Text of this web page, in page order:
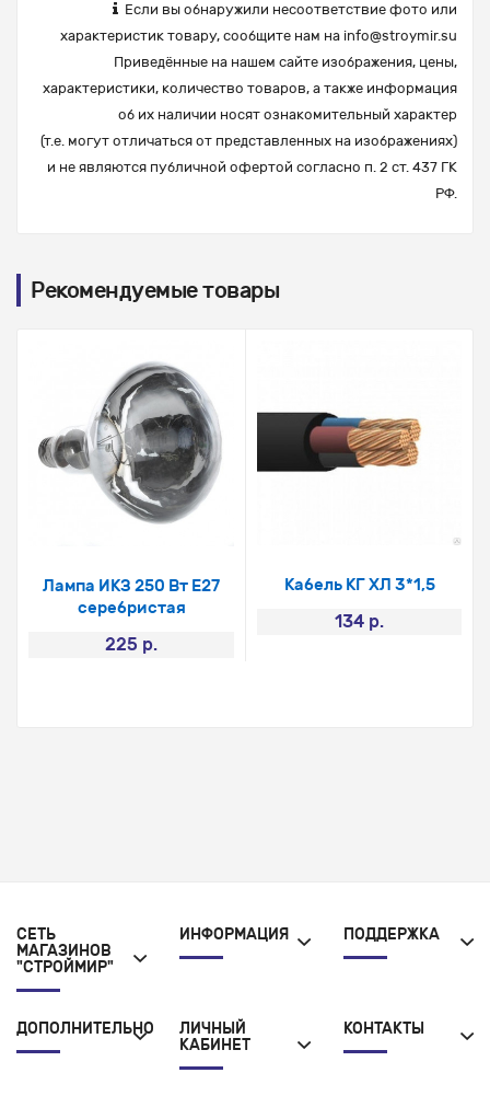
Если вы обнаружили несоответствие фото или
характеристик товару, сообщите нам на info@stroymir.su
Приведённые на нашем сайте изображения, цены,
характеристики, количество товаров, а также информация
об их наличии носят ознакомительный характер
(т.е. могут отличаться от представленных на изображениях)
и не являются публичной офертой согласно п. 2 ст. 437 ГК
РФ.
Рекомендуемые товары
Лампа ИКЗ 250 Вт Е27
серебристая
225 р.
Кабель КГ ХЛ 3*1,5
134 р.
СЕТЬ
МАГАЗИНОВ
"СТРОЙМИР"
ИНФОРМАЦИЯ ПОДДЕРЖКА
ДОПОЛНИТЕЛЬНО
ЛИЧНЫЙ
КАБИНЕТ
КОНТАКТЫ